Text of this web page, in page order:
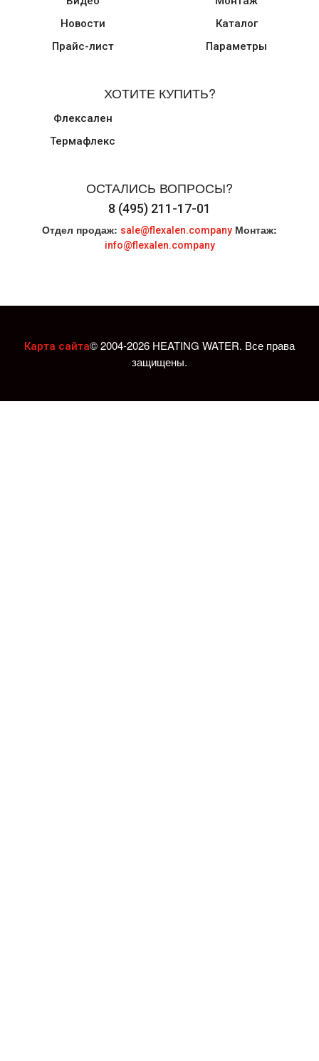
Новости
Прайс-лист
Каталог
Параметры
ХОТИТЕ КУПИТЬ?
Флексален
Термафлекс
ОСТАЛИСЬ ВОПРОСЫ?
8 (495) 211-17-01
Отдел продаж: sale@flexalen.company Монтаж:
info@flexalen.company
Карта сайта© 2004-2026 HEATING WATER. Все права
защищены.